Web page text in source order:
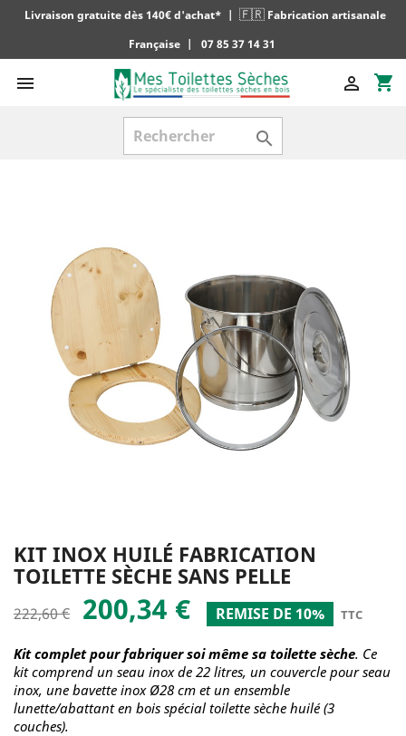
Livraison gratuite dès 140€ d'achat* | 🇫🇷 Fabrication artisanale
Française | 07 85 37 14 31
 shopping_cart


KIT INOX HUILÉ FABRICATION
TOILETTE SÈCHE SANS PELLE
222,60 € 200,34 € REMISE DE 10% TTC
Kit complet pour fabriquer soi même sa toilette sèche. Ce
kit comprend un seau inox de 22 litres, un couvercle pour seau
inox, une bavette inox Ø28 cm et un ensemble
lunette/abattant en bois spécial toilette sèche huilé (3
couches).